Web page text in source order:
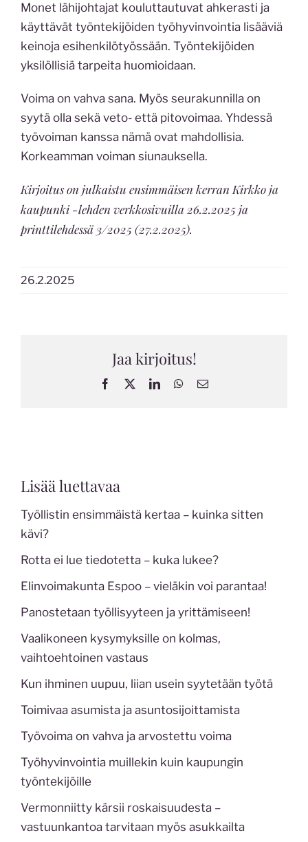
Monet lähijohtajat kouluttautuvat ahkerasti ja
käyttävät työntekijöiden työhyvinvointia lisääviä
keinoja esihenkilötyössään. Työntekijöiden
yksilöllisiä tarpeita huomioidaan.
Voima on vahva sana. Myös seurakunnilla on
syytä olla sekä veto- että pitovoimaa. Yhdessä
työvoiman kanssa nämä ovat mahdollisia.
Korkeamman voiman siunauksella.
Kirjoitus on julkaistu ensimmäisen kerran Kirkko ja
kaupunki -lehden verkkosivuilla 26.2.2025 ja
printtilehdessä 3/2025 (27.2.2025).
26.2.2025
Jaa kirjoitus!
Facebook LinkedInWhatsAppSähköposti
Lisää luettavaa
Työllistin ensimmäistä kertaa – kuinka sitten
kävi?
Rotta ei lue tiedotetta – kuka lukee?
Elinvoimakunta Espoo – vieläkin voi parantaa!
Panostetaan työllisyyteen ja yrittämiseen!
Vaalikoneen kysymyksille on kolmas,
vaihtoehtoinen vastaus
Kun ihminen uupuu, liian usein syytetään työtä
Toimivaa asumista ja asuntosijoittamista
Työvoima on vahva ja arvostettu voima
Työhyvinvointia muillekin kuin kaupungin
työntekijöille
Vermonniitty kärsii roskaisuudesta –
vastuunkantoa tarvitaan myös asukkailta